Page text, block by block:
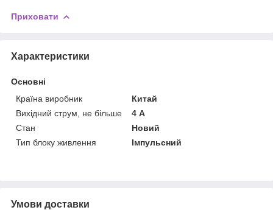
Приховати
Характеристики
Основні
Країна виробник
Китай
Вихідний струм, не більше
4 А
Стан
Новий
Тип блоку живлення
Імпульсний
Умови доставки